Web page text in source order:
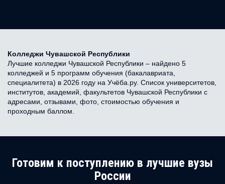
Колледжи Чувашской Республики
Лучшие колледжи Чувашской Республики – найдено 5
колледжей и 5 программ обучения (бакалавриата,
специалитета) в 2026 году на Учёба.ру. Список университетов,
институтов, академий, факультетов Чувашской Республики с
адресами, отзывами, фото, стоимостью обучения и
проходным баллом.
Готовим к поступлению в лучшие вузы
России